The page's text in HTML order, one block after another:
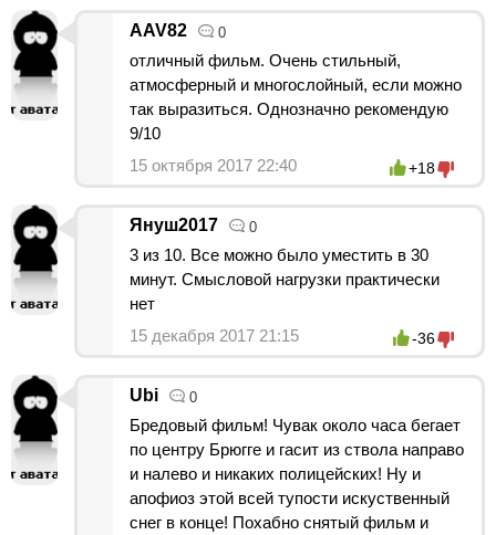
AAV82 0
отличный фильм. Очень стильный,
атмосферный и многослойный, если можно
так выразиться. Однозначно рекомендую
9/10
15 октября 2017 22:40
+18
Януш2017 0
3 из 10. Все можно было уместить в 30
минут. Смысловой нагрузки практически
нет
15 декабря 2017 21:15
-36
Ubi 0
Бредовый фильм! Чувак около часа бегает
по центру Брюгге и гасит из ствола направо
и налево и никаких полицейских! Ну и
апофиоз этой всей тупости искуственный
снег в конце! Похабно снятый фильм и